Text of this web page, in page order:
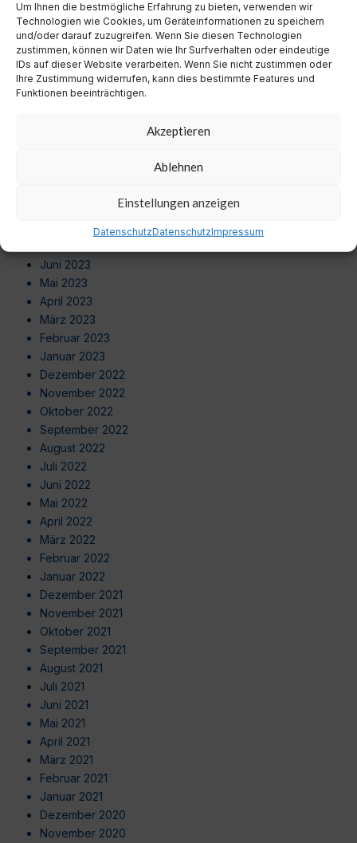
Um Ihnen die bestmögliche Erfahrung zu bieten, verwenden wir
Technologien wie Cookies, um Geräteinformationen zu speichern
und/oder darauf zuzugreifen. Wenn Sie diesen Technologien
zustimmen, können wir Daten wie Ihr Surfverhalten oder eindeutige
IDs auf dieser Website verarbeiten. Wenn Sie nicht zustimmen oder
Ihre Zustimmung widerrufen, kann dies bestimmte Features und
Funktionen beeinträchtigen.
Akzeptieren
Ablehnen
Einstellungen anzeigen
DatenschutzDatenschutzImpressum
August 2024
Juli 2024
Juni 2024
Mai 2024
April 2024
März 2024
September 2023
August 2023
Juni 2023
Mai 2023
April 2023
März 2023
Februar 2023
Januar 2023
Dezember 2022
November 2022
Oktober 2022
September 2022
August 2022
Juli 2022
Juni 2022
Mai 2022
April 2022
März 2022
Februar 2022
Januar 2022
Dezember 2021
November 2021
Oktober 2021
September 2021
August 2021
Juli 2021
Juni 2021
Mai 2021
April 2021
März 2021
Februar 2021
Januar 2021
Dezember 2020
November 2020